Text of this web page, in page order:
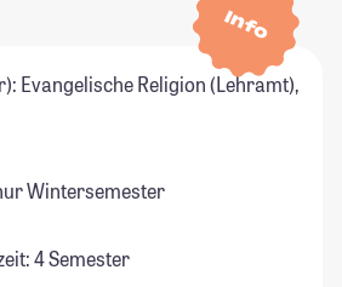
Info
Evangelische Religion (Lehramt),
Wintersemester
4 Semester